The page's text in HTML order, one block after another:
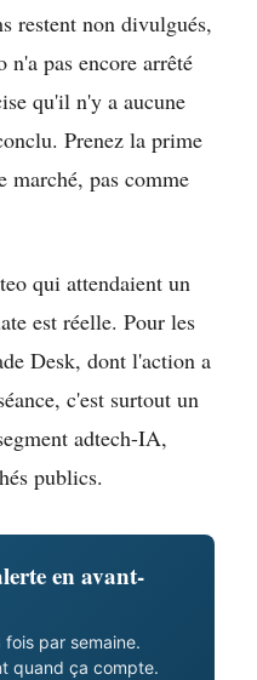
restent non divulgués,
pas encore arrêté
qu'il n'y a aucune
Prenez la prime
marché, pas comme
qui attendaient un
est réelle. Pour les
Desk, dont l'action a
c'est surtout un
adtech-IA,
publics.
en avant-
par semaine.
quand ça compte.